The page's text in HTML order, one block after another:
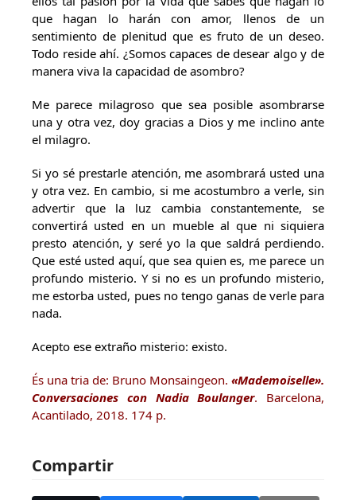
que hagan lo harán con amor, llenos de un
sentimiento de plenitud que es fruto de un deseo.
Todo reside ahí. ¿Somos capaces de desear algo y de
manera viva la capacidad de asombro?
Me parece milagroso que sea posible asombrarse
una y otra vez, doy gracias a Dios y me inclino ante
el milagro.
Si yo sé prestarle atención, me asombrará usted una
y otra vez. En cambio, si me acostumbro a verle, sin
advertir que la luz cambia constantemente, se
convertirá usted en un mueble al que ni siquiera
presto atención, y seré yo la que saldrá perdiendo.
Que esté usted aquí, que sea quien es, me parece un
profundo misterio. Y si no es un profundo misterio,
me estorba usted, pues no tengo ganas de verle para
nada.
Acepto ese extraño misterio: existo.
És una tria de: Bruno Monsaingeon. «Mademoiselle».
Conversaciones con Nadia Boulanger. Barcelona,
Acantilado, 2018. 174 p.
Compartir